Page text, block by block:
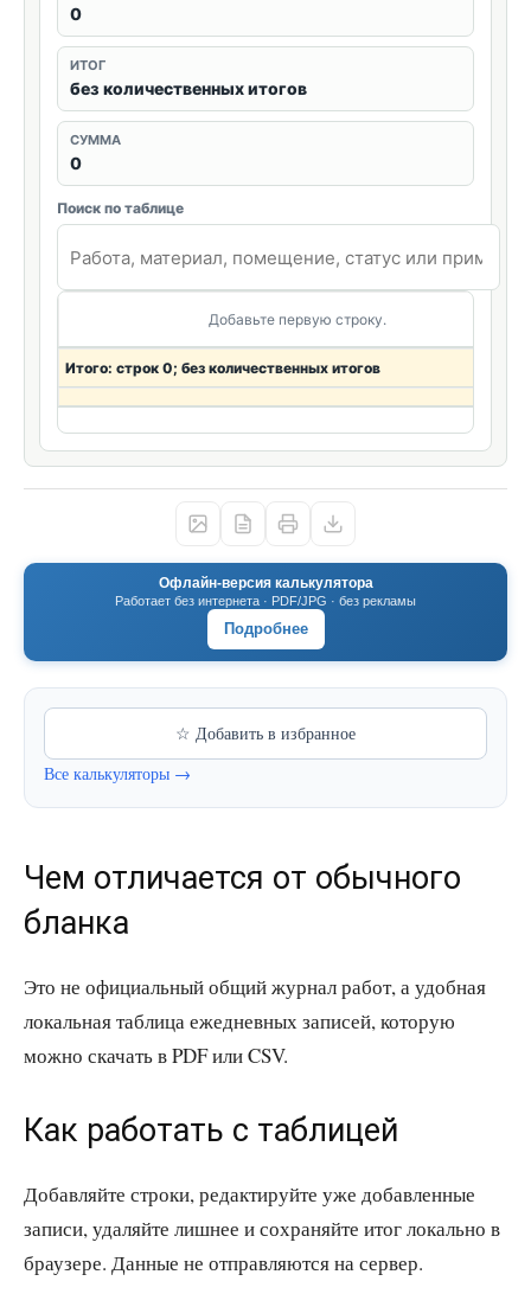
0
ИТОГ
без количественных итогов
СУММА
0
Поиск по таблице
Добавьте первую строку.
Итого: строк 0; без количественных итогов
Офлайн-версия калькулятора
Работает без интернета · PDF/JPG · без рекламы
Подробнее
☆ Добавить в избранное
Все калькуляторы →
Чем отличается от обычного
бланка
Это не официальный общий журнал работ, а удобная
локальная таблица ежедневных записей, которую
можно скачать в PDF или CSV.
Как работать с таблицей
Добавляйте строки, редактируйте уже добавленные
записи, удаляйте лишнее и сохраняйте итог локально в
браузере. Данные не отправляются на сервер.